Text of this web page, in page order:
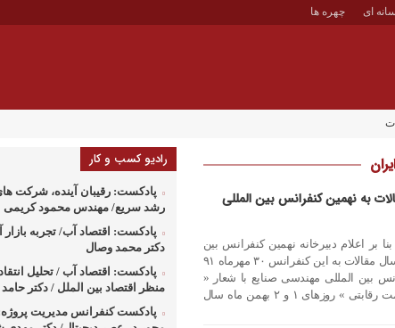
ای
چهره ها
مقالات به نهمین کنفرانس بین المللی
بر اعلام دبیرخانه نهمین کنفرانس بین
المللی مهندسی صنایع، آخرین مهلت ارسال مقالات به این کنفرانس ۳۰ مهرماه ۹۱
بین المللی مهندسی صنایع با شعار «
مهندسی صنایع، تعالی سیستمی و سلامت رقابتی » روزهای ۱ و ۲ بهمن ماه سال
رادیو کسب و کار
پادکست: رقیبان آینده، شرکت
رشد سریع/ مهندس محمود کریمی
پادکست: اقتصاد آب/ تجربه بازار
دکتر محمد وصال
پادکست: اقتصاد آب / تحلیل
منظر اقتصاد بین الملل / دکتر
پادکست کنفرانس مدیریت